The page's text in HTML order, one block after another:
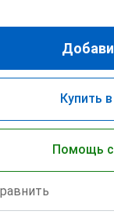
Купить
Помощь